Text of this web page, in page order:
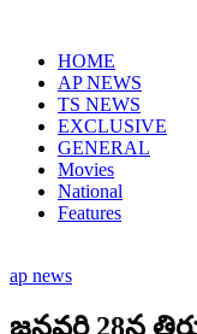
contentHOME
AP NEWS
TS NEWS
EXCLUSIVE
GENERAL
Movies
National
Features
ap news
జనవరి 28న